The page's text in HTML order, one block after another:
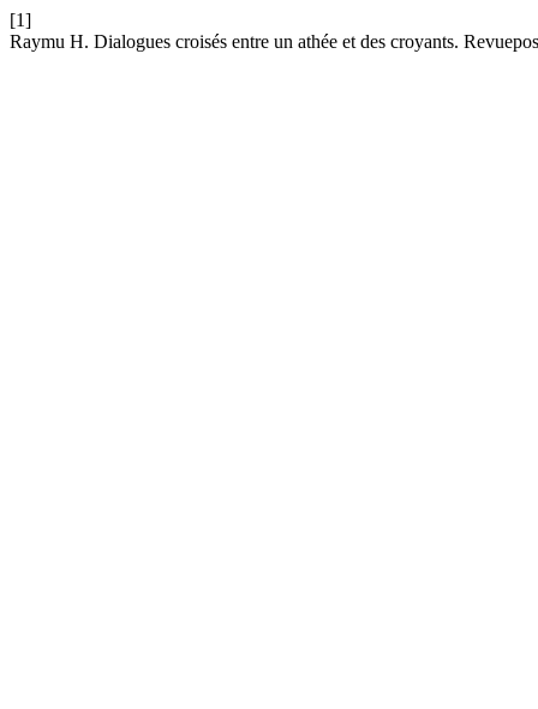
[1]
Raymu H. Dialogues croisés entre un athée et des croyants.